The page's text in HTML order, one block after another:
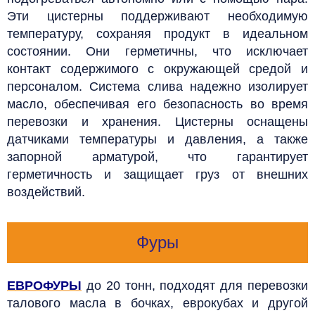
Эти цистерны поддерживают необходимую
температуру, сохраняя продукт в идеальном
состоянии. Они герметичны, что исключает
контакт содержимого с окружающей средой и
персоналом. Система слива надежно изолирует
масло, обеспечивая его безопасность во время
перевозки и хранения. Цистерны оснащены
датчиками температуры и давления, а также
запорной арматурой, что гарантирует
герметичность и защищает груз от внешних
воздействий.
Фуры
ЕВРОФУРЫ до 20 тонн, подходят для перевозки
талового масла в бочках, еврокубах и другой